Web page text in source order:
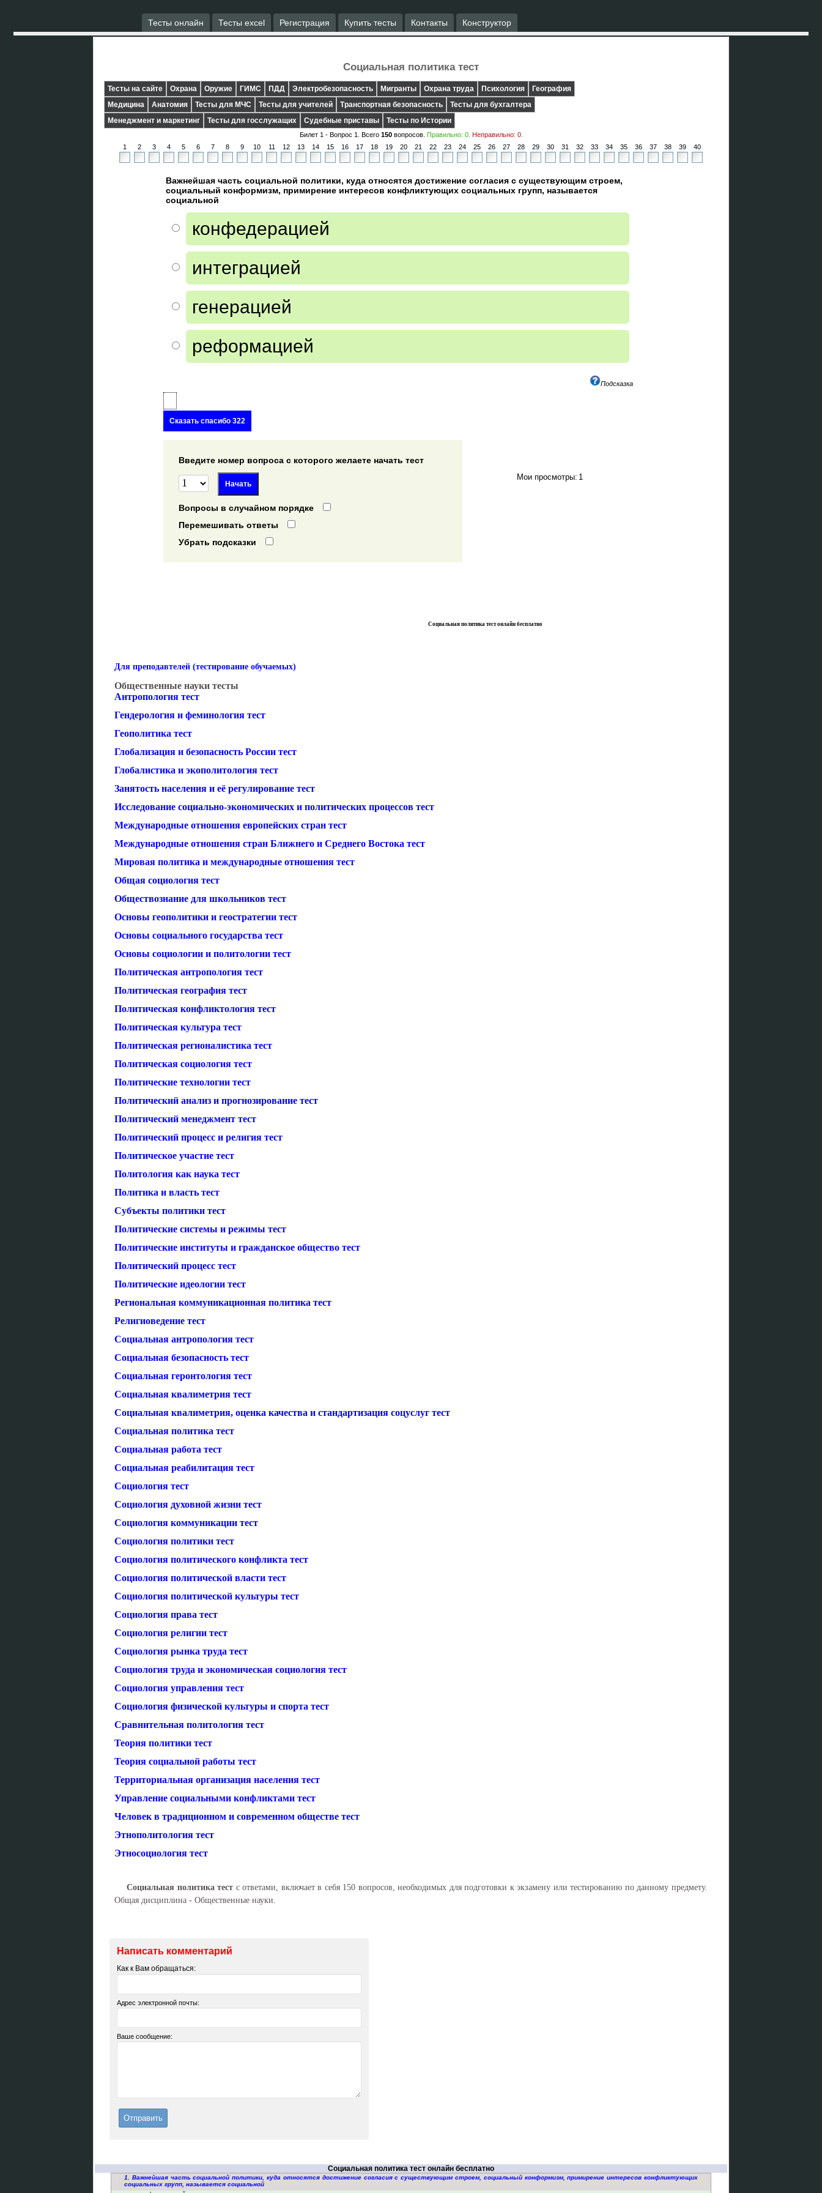
Тесты онлайн Тесты excel Регистрация Купить тесты Контакты Конструктор
Социальная политика тест
Тесты на сайте Охрана Оружие ГИМС ПДД Электробезопасность Мигранты Охрана труда Психология
География
Медицина
Анатомия Тесты для МЧС Тесты для учителей Транспортная безопасность
Тесты для бухгалтера
Менеджмент и маркетинг
Тесты для госслужащих Судебные приставы Тесты по Истории
Билет 1 - Вопрос 1 . Всего 150вопросов. Правильно: 0. Неправильно: 0.
1
2 3 4 5 6 7 8 9 10 11 12 13 14 15 16 17 18 19 20 21 22 23 24 25 26 27 28 29 30 31 32 33 34 35 36 37 38 39 40
Важнейшая часть социальной политики, куда относятся достижение согласия с существующим строем,
социальный конформизм, примирение интересов конфликтующих социальных групп, называется
социальной
конфедерацией
интеграцией
генерацией
реформацией
Подсказка
Сказать спасибо 322
Введите номер вопроса с которого желаете начать тест
Вопросы в случайном порядке
Перемешивать ответы
Убрать подсказки
Мои просмотры: 1
Социальная политика тест онлайн бесплатно
Для преподавтелей (тестирование обучаемых)
Общественные науки тесты
Антропология тест
Гендерология и феминология тест
Геополитика тест
Глобализация и безопасность России тест
Глобалистика и экополитология тест
Занятость населения и её регулирование тест
Исследование социально-экономических и политических процессов тест
Международные отношения европейских стран тест
Международные отношения стран Ближнего и Среднего Востока тест
Мировая политика и международные отношения тест
Общая социология тест
Обществознание для школьников тест
Основы геополитики и геостратегии тест
Основы социального государства тест
Основы социологии и политологии тест
Политическая антропология тест
Политическая география тест
Политическая конфликтология тест
Политическая культура тест
Политическая регионалистика тест
Политическая социология тест
Политические технологии тест
Политический анализ и прогнозирование тест
Политический менеджмент тест
Политический процесс и религия тест
Политическое участие тест
Политология как наука тест
Политика и власть тест
Субъекты политики тест
Политические системы и режимы тест
Политические институты и гражданское общество тест
Политический процесс тест
Политические идеологии тест
Региональная коммуникационная политика тест
Религиоведение тест
Социальная антропология тест
Социальная безопасность тест
Социальная геронтология тест
Социальная квалиметрия тест
Социальная квалиметрия, оценка качества и стандартизация соцуслуг тест
Социальная политика тест
Социальная работа тест
Социальная реабилитация тест
Социология тест
Социология духовной жизни тест
Социология коммуникации тест
Социология политики тест
Социология политического конфликта тест
Социология политической власти тест
Социология политической культуры тест
Социология права тест
Социология религии тест
Социология рынка труда тест
Социология труда и экономическая социология тест
Социология управления тест
Социология физической культуры и спорта тест
Сравнительная политология тест
Теория политики тест
Теория социальной работы тест
Территориальная организация населения тест
Управление социальными конфликтами тест
Человек в традиционном и современном обществе тест
Этнополитология тест
Этносоциология тест
Социальная политика тест с ответами, включает в себя 150 вопросов, необходимых для подготовки к экзамену или тестированию по данному предмету.
Общая дисциплина - Общественные науки.
Написать комментарий
Как к Вам обращаться:
Адрес электронной почты:
Ваше сообщение:
Социальная политика тест онлайн бесплатно
1. Важнейшая часть социальной политики, куда относятся достижение согласия с существующим строем, социальный конформизм, примирение интересов конфликтующих
социальных групп, называется социальной